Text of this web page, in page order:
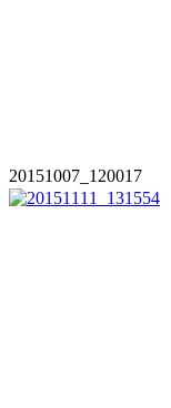
20151007_120017